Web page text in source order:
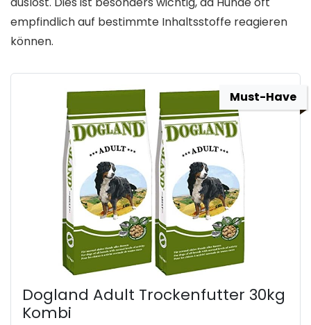
empfindlich auf bestimmte Inhaltsstoffe reagieren
können.
Must-Have
Dogland Adult Trockenfutter 30kg
Kombi